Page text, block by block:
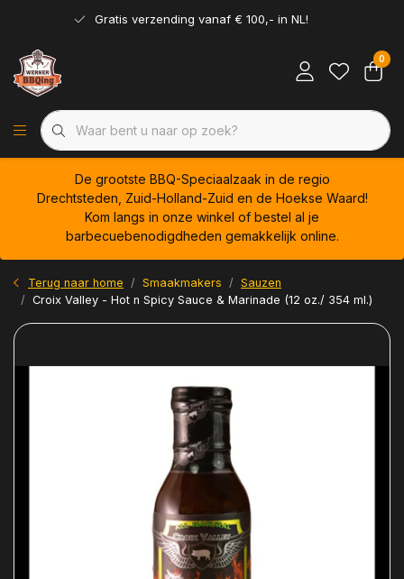
Gratis verzending vanaf € 100,- in NL!
0
De grootste BBQ-Speciaalzaak in de regio
Drechtsteden, Zuid-Holland-Zuid en de Hoekse Waard!
Kom langs in onze winkel of bestel al je
barbecuebenodigdheden gemakkelijk online.
Terug naar home Smaakmakers
Sauzen
Croix Valley - Hot n Spicy Sauce & Marinade (12 oz./ 354 ml.)